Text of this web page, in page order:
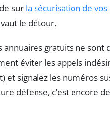
sur la sécurisation de
le détour.
annuaires gratuits ne sont
éviter les appels
et signalez les numéros
défense, c’est encore